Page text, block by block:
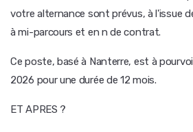
votre alternance sont prévus, à l'issue
à mi-parcours et en n de contrat.
Ce poste, basé à Nanterre, est à
2026 pour une durée de 12 mois.
ET APRES ?